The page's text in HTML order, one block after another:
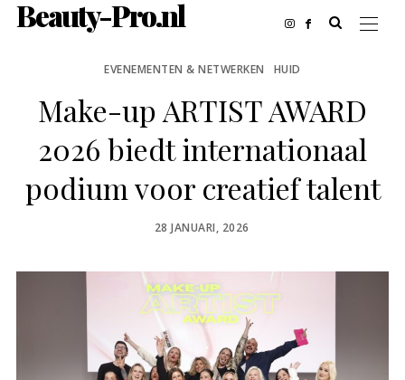
Beauty-Pro.nl
EVENEMENTEN & NETWERKEN HUID
Make-up ARTIST AWARD
2026 biedt internationaal
podium voor creatief talent
POSTED
28 JANUARI, 2026